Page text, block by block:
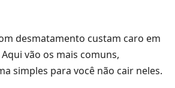
desmatamento custam caro em
vão os mais comuns,
simples para você não cair neles.